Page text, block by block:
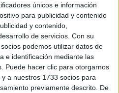
únicos e información
para publicidad y contenido
y contenido,
de servicios. Con su
podemos utilizar datos de
e identificación mediante las
Puede hacer clic para otorgarnos
a nuestros 1733 socios para
previamente descrito. De